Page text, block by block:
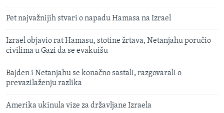
Pet najvažnijih stvari o napadu Hamasa na Izrael
Izrael objavio rat Hamasu, stotine žrtava, Netanjahu poručio
civilima u Gazi da se evakuišu
Bajden i Netanjahu se konačno sastali, razgovarali o
prevazilaženju razlika
Amerika ukinula vize za državljane Izraela